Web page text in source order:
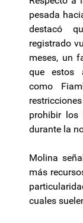
pesada
destacó
registrado
meses, un
que estos
como
prohibir los
durante la
Molina
más
cuales